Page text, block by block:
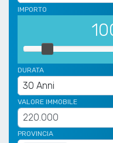
IMPORTO
DURATA
30 Anni
VALORE IMMOBILE
PROVINCIA